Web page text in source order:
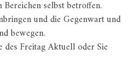
selbst betroffen.
und die Gegenwart und
bewegen.
des Freitag Aktuell oder Sie